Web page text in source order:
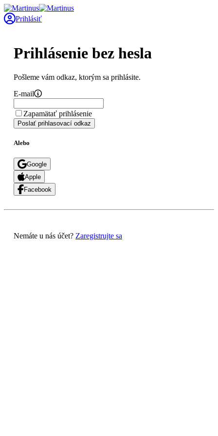
Prihlásiť
Prihlásenie bez hesla
Pošleme vám odkaz, ktorým sa prihlásite.
E-mail
Zapamätať prihlásenie
Poslať prihlasovací odkaz
Alebo
Google
Apple
Facebook
Nemáte u nás účet? Zaregistrujte sa